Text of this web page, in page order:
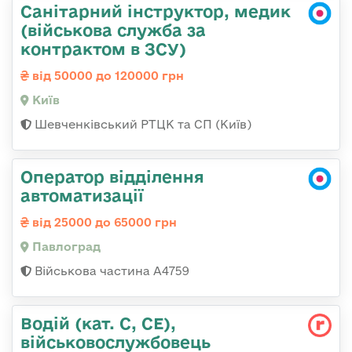
Санітарний інструктор, медик
(військова служба за
контрактом в ЗСУ)
від 50000 до 120000 грн
Київ
Шевченківський РТЦК та СП (Київ)
Оператор відділення
автоматизації
від 25000 до 65000 грн
Павлоград
Військова частина А4759
Водій (кат. С, СЕ),
військовослужбовець